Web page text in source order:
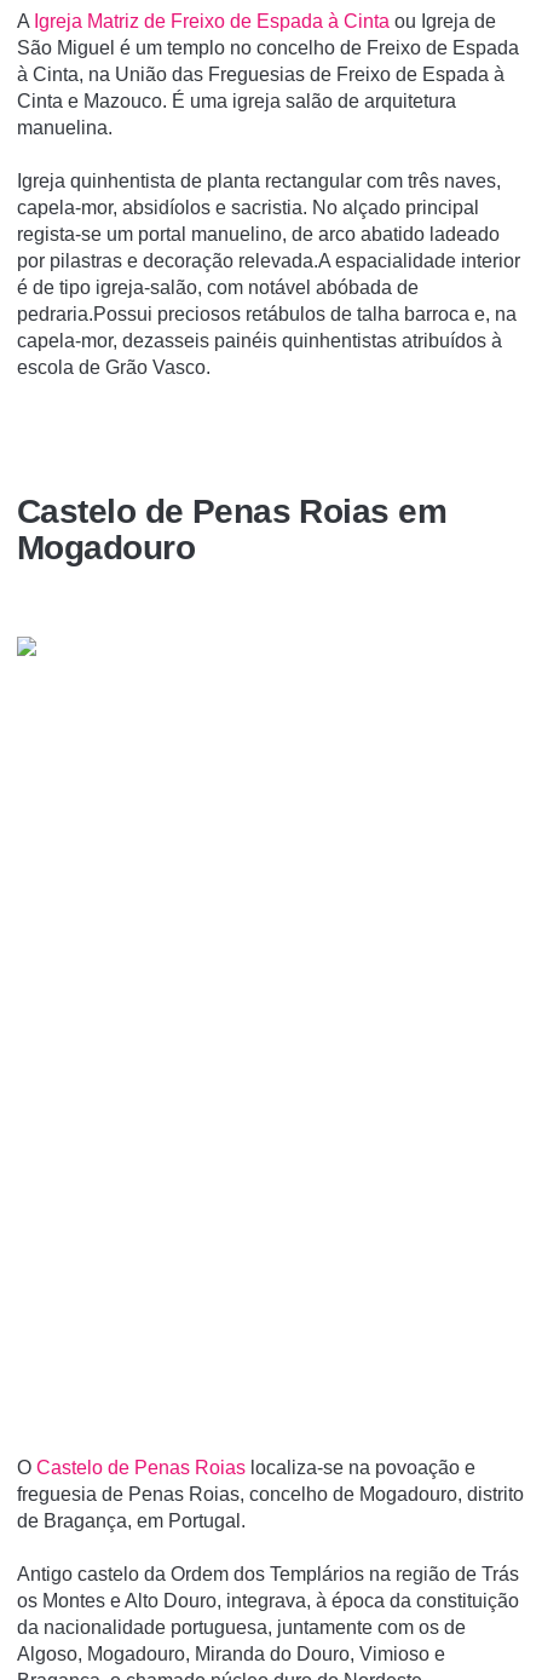
A Igreja Matriz de Freixo de Espada à Cinta ou Igreja de
São Miguel é um templo no concelho de Freixo de Espada
à Cinta, na União das Freguesias de Freixo de Espada à
Cinta e Mazouco. É uma igreja salão de arquitetura
manuelina.
Igreja quinhentista de planta rectangular com três naves,
capela-mor, absidíolos e sacristia. No alçado principal
regista-se um portal manuelino, de arco abatido ladeado
por pilastras e decoração relevada.A espacialidade interior
é de tipo igreja-salão, com notável abóbada de
pedraria.Possui preciosos retábulos de talha barroca e, na
capela-mor, dezasseis painéis quinhentistas atribuídos à
escola de Grão Vasco.
Castelo de Penas Roias em
Mogadouro
O Castelo de Penas Roias localiza-se na povoação e
freguesia de Penas Roias, concelho de Mogadouro, distrito
de Bragança, em Portugal.
Antigo castelo da Ordem dos Templários na região de Trás
os Montes e Alto Douro, integrava, à época da constituição
da nacionalidade portuguesa, juntamente com os de
Algoso, Mogadouro, Miranda do Douro, Vimioso e